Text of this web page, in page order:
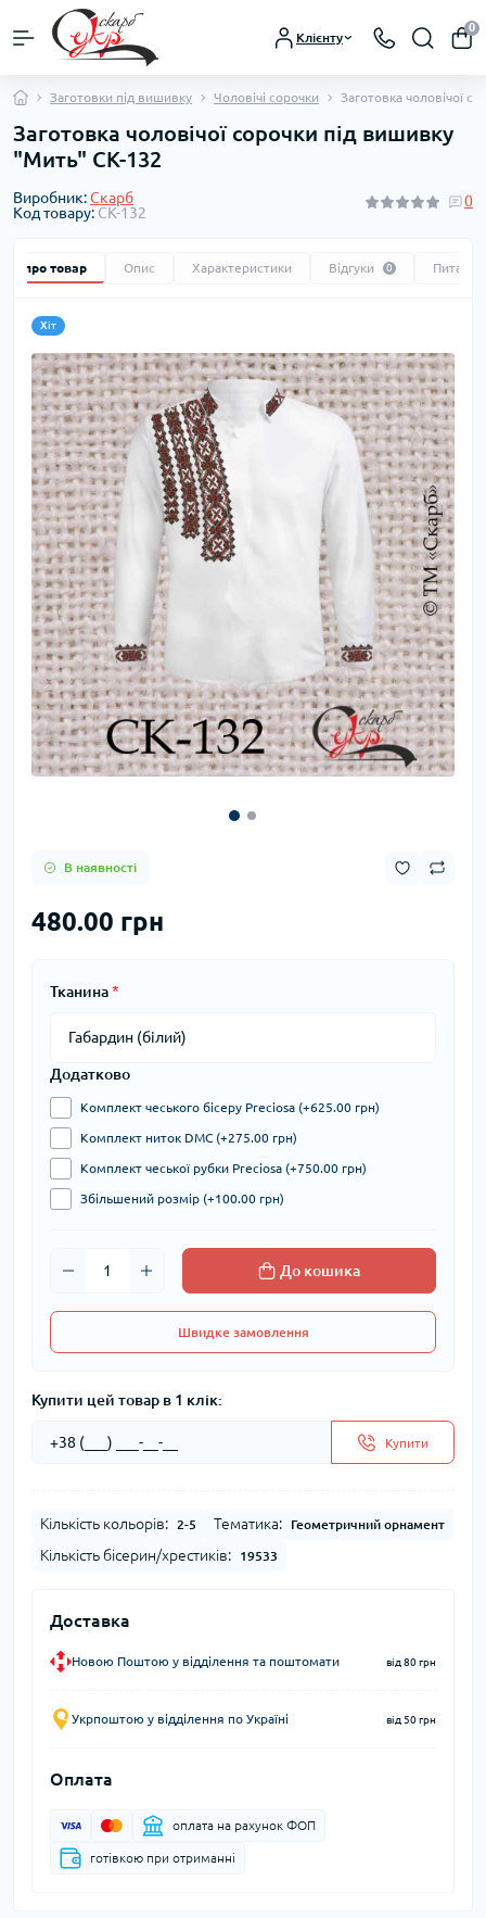
Клієнту
0
Заготовки під вишивку Чоловічі сорочки Заготовка чоловічої
Заготовка чоловічої сорочки під вишивку
"Мить" СК-132
Виробник:Скарб
Код товару: СК-132
0
про товар Опис Характеристики Відгуки 0 Питання
Хіт
В наявності
480.00 грн
Тканина*
Додатково
Комплект чеського бісеру Preciosa (+625.00 грн)
Комплект ниток DMC (+275.00 грн)
Комплект чеської рубки Preciosa (+750.00 грн)
Збільшений розмір (+100.00 грн)
До кошика
Швидке замовлення
Купити цей товар в 1 клік:
Купити
Кількість кольорів: 2-5 Тематика: Геометричний орнамент
Кількість бісерин/хрестиків: 19533
Доставка
Новою Поштою у відділення та поштомати від 80 грн
Укрпоштою у відділення по Україні від 50 грн
Оплата
оплата на рахунок ФОП
готівкою при отриманні